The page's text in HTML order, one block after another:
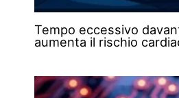
Tempo eccessivo
aumenta il rischio